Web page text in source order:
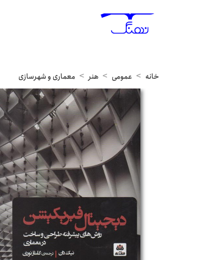
خانه عمومی هنر معماری و شهرسازی